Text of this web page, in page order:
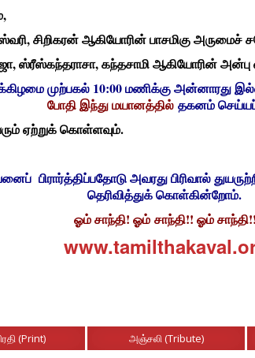
சிறிகரன் ஆகியோரின் பாசமிகு அருமைச்
ஸ்ரீஸ்கந்தராசா, கந்தசாமி ஆகியோரின்
முற்பகல் 10:00 மணிக்கு அன்னாரது
போதி இந்து மயானத்தில்தகனம்
ஏற்றுக் கொள்ளவும்.
அவரது பிரிவால்
தெரிவித்துக் கொள்கின்றோம்.
ஓம் சாந்தி! ஓம் சாந்தி!! ஓம்
(Print) அஞ்சலி (Tribute)